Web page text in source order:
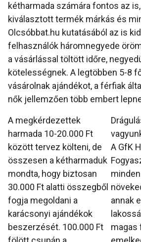
kétharmada számára fontos az
kiválasztott termék márkás és
Olcsóbbat.hu kutatásából az is
felhasználók háromnegyede
a vásárlással töltött időre,
kötelességnek. A legtöbben 5-8
vásárolnak ajándékot, a férfiak
nők jellemzően több embert
A GfK
annak
magas
A megkérdezettek
harmada 10-20.000 Ft
között tervez költeni, de
összesen a kétharmaduk
mondta, hogy biztosan
30.000 Ft alatti összegből
fogja megoldani a
karácsonyi ajándékok
beszerzését. 100.000 Ft